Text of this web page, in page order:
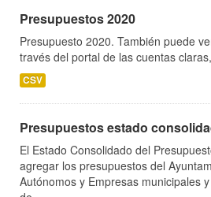
Presupuestos 2020
Presupuesto 2020. También puede
través del portal de las cuentas
CSV
Presupuestos estado
El Estado Consolidado del
agregar los presupuestos del
Autónomos y Empresas municipales